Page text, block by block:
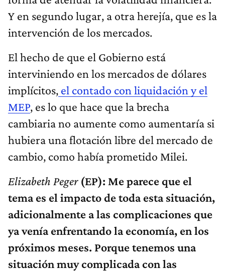
Y en segundo lugar, a otra herejía, que es la
intervención de los mercados.
El hecho de que el Gobierno está
interviniendo en los mercados de dólares
implícitos, el contado con liquidación y el
MEP, es lo que hace que la brecha
cambiaria no aumente como aumentaría si
hubiera una flotación libre del mercado de
cambio, como había prometido Milei.
Elizabeth Peger(EP): Me parece que el
tema es el impacto de toda esta situación,
adicionalmente a las complicaciones que
ya venía enfrentando la economía, en los
próximos meses. Porque tenemos una
situación muy complicada con las